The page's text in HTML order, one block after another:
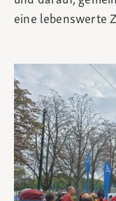
eine lebenswerte